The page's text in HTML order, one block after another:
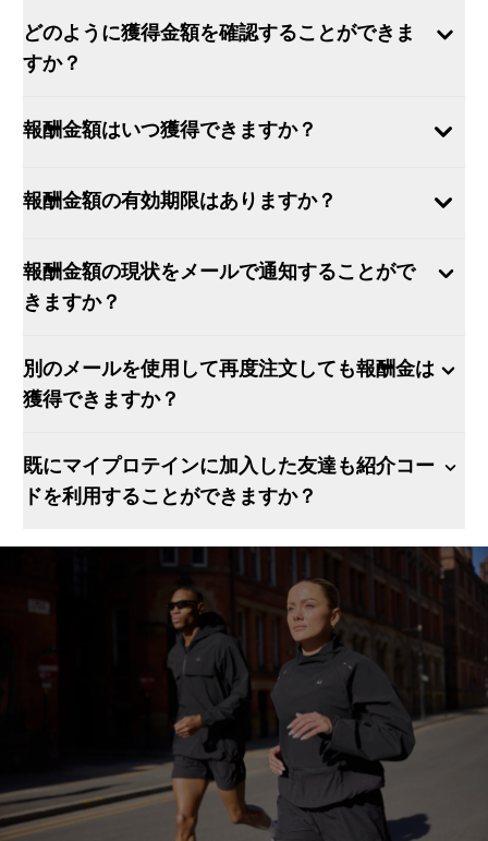
どのように獲得金額を確認することができま
すか？
報酬金額はいつ獲得できますか？
報酬金額の有効期限はありますか？
報酬金額の現状をメールで通知することがで
きますか？
別のメールを使用して再度注文しても報酬金は
獲得できますか？
既にマイプロテインに加入した友達も紹介コー
ドを利用することができますか？